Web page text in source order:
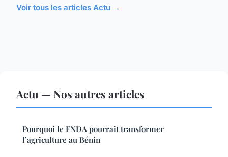
Voir tous les articles Actu →
Actu — Nos autres articles
Pourquoi le FNDA pourrait transformer
l’agriculture au Bénin